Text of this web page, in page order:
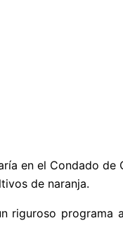
en el Condado
de naranja.
riguroso programa